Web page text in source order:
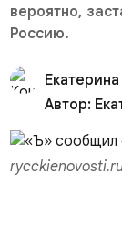
вероятно,
Россию.
Автор: